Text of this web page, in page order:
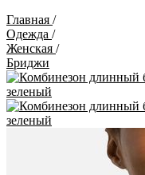
Главная /
Одежда /
Женская /
Бриджи